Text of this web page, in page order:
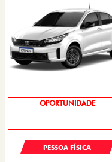
OPORTUNIDADE
PESSOA FÍSICA